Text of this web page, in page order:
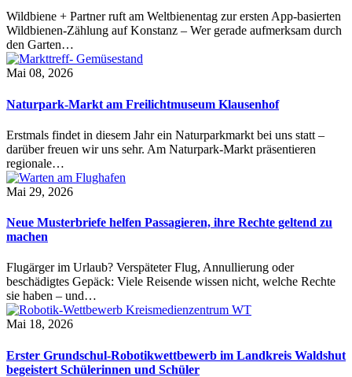
Wildbiene + Partner ruft am Weltbienentag zur ersten App-basierten
Wildbienen-Zählung auf Konstanz – Wer gerade aufmerksam durch
den Garten…
Mai 08, 2026
Naturpark-Markt am Freilichtmuseum Klausenhof
Erstmals findet in diesem Jahr ein Naturparkmarkt bei uns statt –
darüber freuen wir uns sehr. Am Naturpark-Markt präsentieren
regionale…
Mai 29, 2026
Neue Musterbriefe helfen Passagieren, ihre Rechte geltend zu
machen
Flugärger im Urlaub? Verspäteter Flug, Annullierung oder
beschädigtes Gepäck: Viele Reisende wissen nicht, welche Rechte
sie haben – und…
Mai 18, 2026
Erster Grundschul-Robotikwettbewerb im Landkreis Waldshut
begeistert Schülerinnen und Schüler